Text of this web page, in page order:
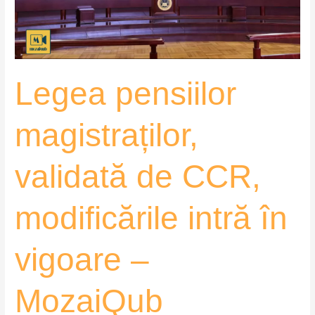
Legea pensiilor
magistraților,
validată de CCR,
modificările intră în
vigoare –
MozaiQub
modificările
intră
în
–
MozaiQub